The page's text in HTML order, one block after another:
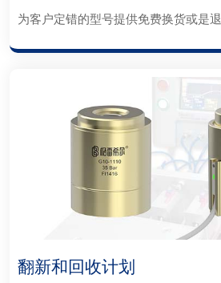
为客户定错的型号提供免费换货或是退
翻新和回收计划